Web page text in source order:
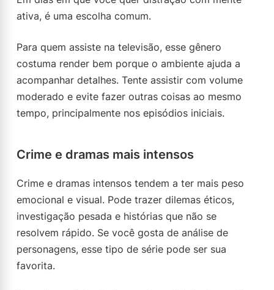
ativa, é uma escolha comum.
Para quem assiste na televisão, esse gênero
costuma render bem porque o ambiente ajuda a
acompanhar detalhes. Tente assistir com volume
moderado e evite fazer outras coisas ao mesmo
tempo, principalmente nos episódios iniciais.
Crime e dramas mais intensos
Crime e dramas intensos tendem a ter mais peso
emocional e visual. Pode trazer dilemas éticos,
investigação pesada e histórias que não se
resolvem rápido. Se você gosta de análise de
personagens, esse tipo de série pode ser sua
favorita.